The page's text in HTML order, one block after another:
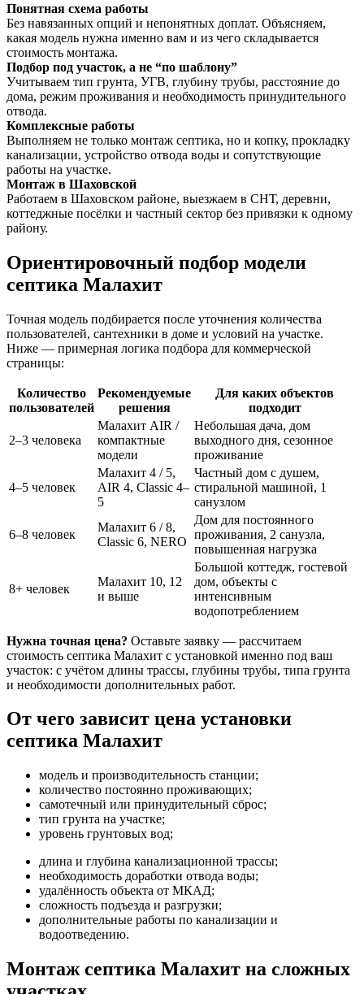
Понятная схема работы
Без навязанных опций и непонятных доплат. Объясняем,
какая модель нужна именно вам и из чего складывается
стоимость монтажа.
Подбор под участок, а не “по шаблону”
Учитываем тип грунта, УГВ, глубину трубы, расстояние до
дома, режим проживания и необходимость принудительного
отвода.
Комплексные работы
Выполняем не только монтаж септика, но и копку, прокладку
канализации, устройство отвода воды и сопутствующие
работы на участке.
Монтаж в Шаховской
Работаем в Шаховском районе, выезжаем в СНТ, деревни,
коттеджные посёлки и частный сектор без привязки к одному
району.
Ориентировочный подбор модели
септика Малахит
Точная модель подбирается после уточнения количества
пользователей, сантехники в доме и условий на участке.
Ниже — примерная логика подбора для коммерческой
страницы:
Количество
пользователей
Рекомендуемые
решения
Для каких объектов
подходит
2–3 человека
Малахит AIR /
компактные
модели
Небольшая дача, дом
выходного дня, сезонное
проживание
4–5 человек
Малахит 4 / 5,
AIR 4, Classic 4–
5
Частный дом с душем,
стиральной машиной, 1
санузлом
6–8 человек
Малахит 6 / 8,
Classic 6, NERO
Дом для постоянного
проживания, 2 санузла,
повышенная нагрузка
8+ человек
Малахит 10, 12
и выше
Большой коттедж, гостевой
дом, объекты с
интенсивным
водопотреблением
Нужна точная цена? Оставьте заявку — рассчитаем
стоимость септика Малахит с установкой именно под ваш
участок: с учётом длины трассы, глубины трубы, типа грунта
и необходимости дополнительных работ.
От чего зависит цена установки
септика Малахит
модель и производительность станции;
количество постоянно проживающих;
самотечный или принудительный сброс;
тип грунта на участке;
уровень грунтовых вод;
длина и глубина канализационной трассы;
необходимость доработки отвода воды;
удалённость объекта от МКАД;
сложность подъезда и разгрузки;
дополнительные работы по канализации и
водоотведению.
Монтаж септика Малахит на сложных